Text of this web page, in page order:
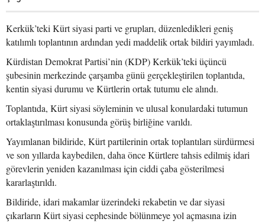
Kerkük’teki Kürt siyasi parti ve grupları, düzenledikleri geniş
katılımlı toplantının ardından yedi maddelik ortak bildiri yayımladı.
Kürdistan Demokrat Partisi’nin (KDP) Kerkük’teki üçüncü
şubesinin merkezinde çarşamba günü gerçekleştirilen toplantıda,
kentin siyasi durumu ve Kürtlerin ortak tutumu ele alındı.
Toplantıda, Kürt siyasi söyleminin ve ulusal konulardaki tutumun
ortaklaştırılması konusunda görüş birliğine varıldı.
Yayımlanan bildiride, Kürt partilerinin ortak toplantıları sürdürmesi
ve son yıllarda kaybedilen, daha önce Kürtlere tahsis edilmiş idari
görevlerin yeniden kazanılması için ciddi çaba gösterilmesi
kararlaştırıldı.
Bildiride, idari makamlar üzerindeki rekabetin ve dar siyasi
çıkarların Kürt siyasi cephesinde bölünmeye yol açmasına izin